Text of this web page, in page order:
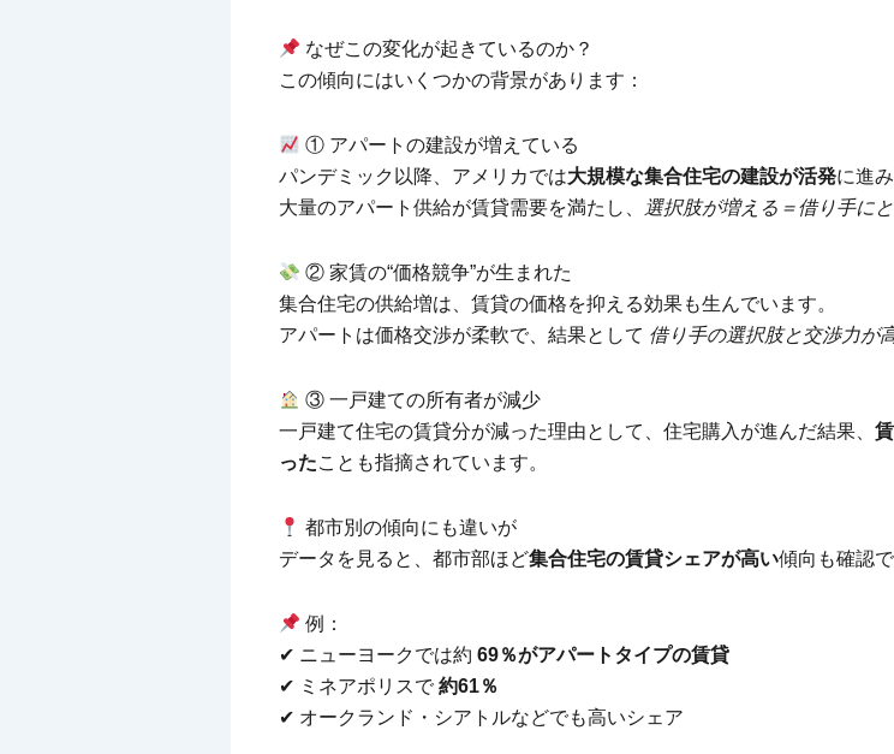
なぜこの変化が起きているのか？
この傾向にはいくつかの背景があります：
① アパートの建設が増えている
パンデミック以降、アメリカでは大規模な集合住宅の建設が活発に進
大量のアパート供給が賃貸需要を満たし、
選択肢が増える＝借り手に
② 家賃の“価格競争”が生まれた
集合住宅の供給増は、賃貸の価格を抑える効果も生んでいます。
アパートは価格交渉が柔軟で、結果として 借り手の選択肢と交渉力が
③ 一戸建ての所有者が減少
一戸建て住宅の賃貸分が減った理由として、住宅購入が進んだ結果、
ったことも指摘されています。
都市別の傾向にも違いが
データを見ると、都市部ほど集合住宅の賃貸シェアが高い傾向も確認で
例：
✔ ニューヨークでは約 69％がアパートタイプの賃貸
✔ ミネアポリスで約61％
✔ オークランド・シアトルなどでも高いシェア